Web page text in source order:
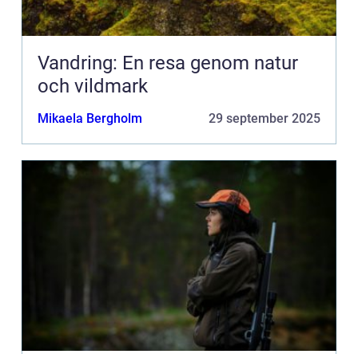
Vandring: En resa genom natur
och vildmark
Mikaela Bergholm 29 september 2025